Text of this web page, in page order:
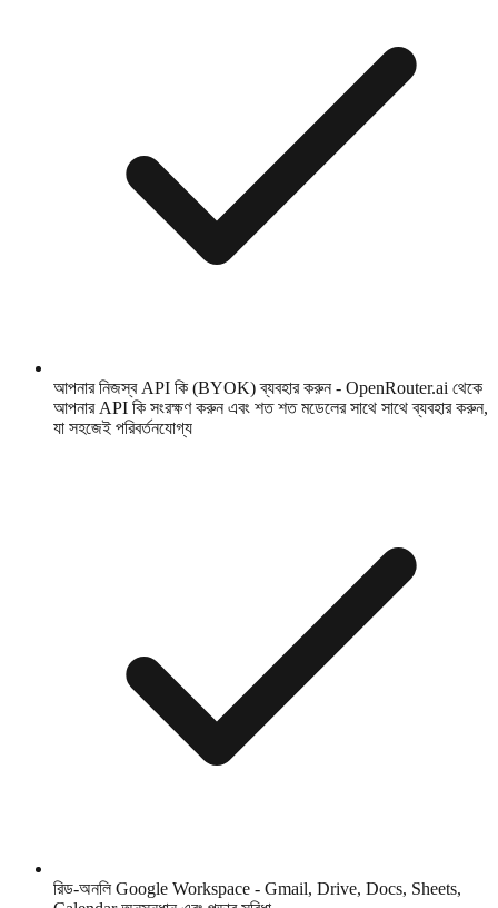
আপনার নিজস্ব API কি (BYOK) ব্যবহার করুন - OpenRouter.ai থেকে
আপনার API কি সংরক্ষণ করুন এবং শত শত মডেলের সাথে সাথে ব্যবহার করুন,
যা সহজেই পরিবর্তনযোগ্য
রিড-অনলি Google Workspace - Gmail, Drive, Docs, Sheets,